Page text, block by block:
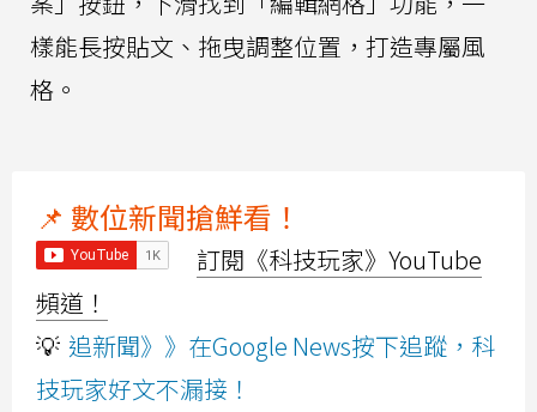
樣能長按貼文、拖曳調整位置，打造專屬風
格。
📌 數位新聞搶鮮看！
訂閱《科技玩家》YouTube
頻道！
💡 追新聞》》在Google News按下追蹤，科
技玩家好文不漏接！